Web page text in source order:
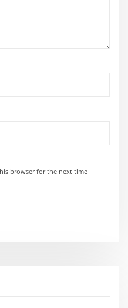
browser for the next time I